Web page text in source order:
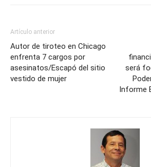
Artículo anterior
Autor de tiroteo en Chicago
enfrenta 7 cargos por
asesinatos/Escapó del sitio
vestido de mujer
será
Informe